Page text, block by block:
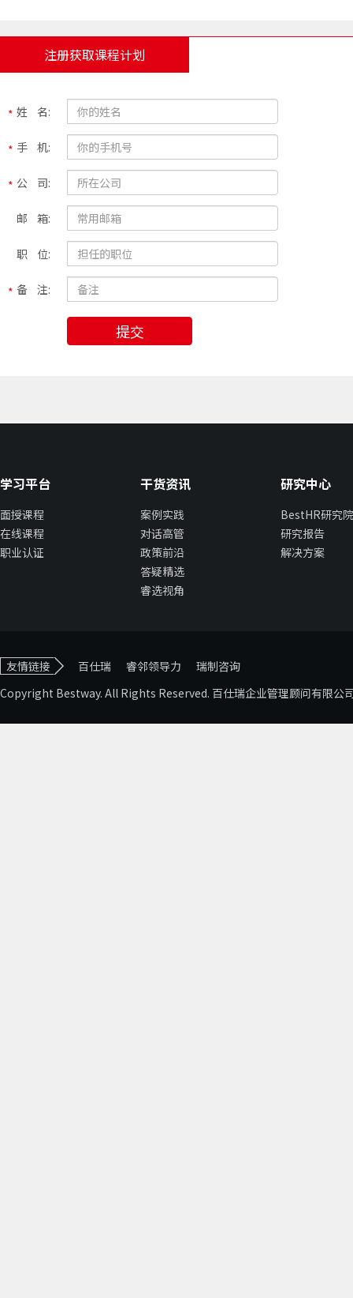
注册获取课程计划
姓 名:
手 机:
公 司:
邮 箱:
职 位:
备 注:
提交
学习平台
面授课程
在线课程
职业认证
干货资讯
案例实践
对话高管
政策前沿
答疑精选
睿选视角
研究中心
BestHR研究院
研究报告
解决方案
友情链接 百仕瑞 睿邻领导力
瑞制咨询
Copyright Bestway. All Rights Reserved. 百仕瑞企业管理顾问有限公